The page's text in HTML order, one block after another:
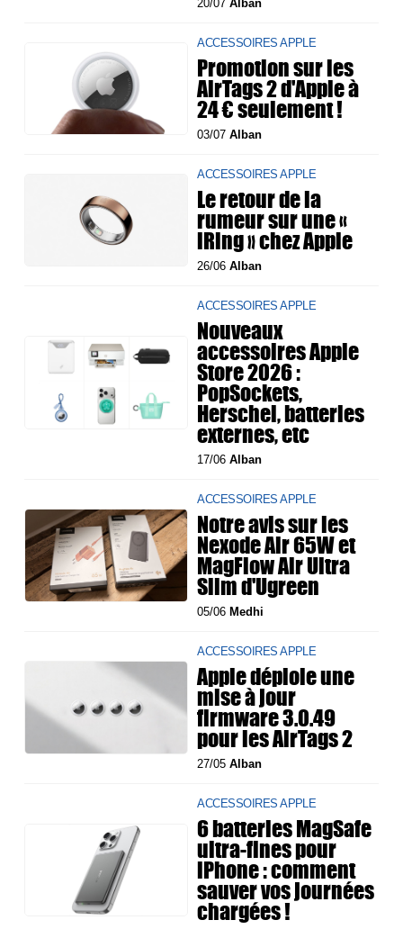
20/07Alban
ACCESSOIRES APPLE
Promotion sur les
AirTags 2 d'Apple à
24 € seulement !
03/07Alban
ACCESSOIRES APPLE
Le retour de la
rumeur sur une «
iRing » chez Apple
26/06Alban
ACCESSOIRES APPLE
Nouveaux
accessoires Apple
Store 2026 :
PopSockets,
Herschel, batteries
externes, etc
17/06Alban
ACCESSOIRES APPLE
Notre avis sur les
Nexode Air 65W et
MagFlow Air Ultra
Slim d'Ugreen
05/06 Medhi
ACCESSOIRES APPLE
Apple déploie une
mise à jour
firmware 3.0.49
pour les AirTags 2
27/05Alban
ACCESSOIRES APPLE
6 batteries MagSafe
ultra-fines pour
iPhone : comment
sauver vos journées
chargées !